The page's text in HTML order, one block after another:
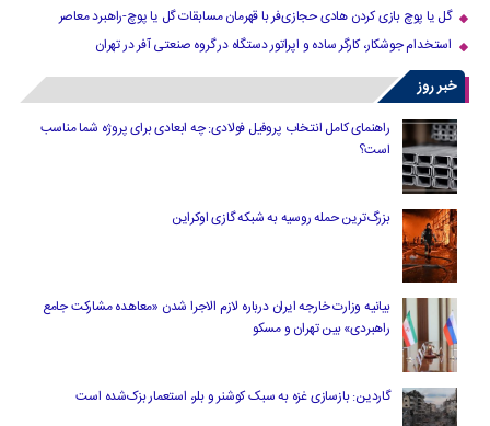
گل یا پوچ بازی کردن هادی حجازی‌فر با قهرمان مسابقات گل یا پوچ-راهبرد معاصر
استخدام جوشکار، کارگر ساده و اپراتور دستگاه در گروه صنعتی آفر در تهران
خبر روز
راهنمای کامل انتخاب پروفیل فولادی: چه ابعادی برای پروژه شما مناسب
است؟
بزرگ‌ترین حمله روسیه به شبکه گازی اوکراین
بیانیه وزارت خارجه ایران درباره لازم‌ الاجرا شدن «معاهده مشارکت جامع
راهبردی» بین تهران و مسکو
گاردین: بازسازی غزه به سبک کوشنر و بلر، استعمار بزک‌شده است